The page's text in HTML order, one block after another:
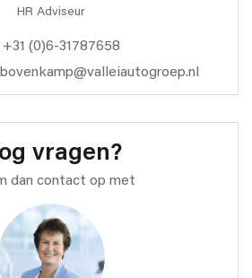
HR Adviseur
+31 (0)6-31787658
vragen?
dan contact op met